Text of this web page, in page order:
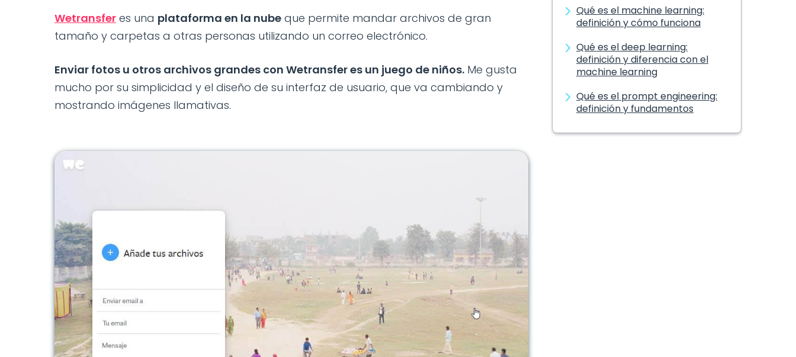
Wetransfer es una plataforma en la nube que permite mandar archivos de gran
tamaño y carpetas a otras personas utilizando un correo electrónico.
Enviar fotos u otros archivos grandes con Wetransfer es un juego de niños. Me gusta
mucho por su simplicidad y el diseño de su interfaz de usuario, que va cambiando y
mostrando imágenes llamativas.
Qué es el machine learning:
definición y cómo funciona
Qué es el deep learning:
definición y diferencia con el
machine learning
Qué es el prompt engineering:
definición y fundamentos